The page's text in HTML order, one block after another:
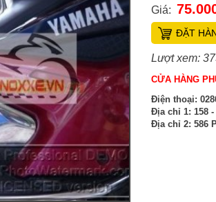
Giá:
ĐẶT
Lượt xem:
CỬA HÀNG
Điện thoại:
Địa chỉ 1: 158
Địa chỉ 2: 586